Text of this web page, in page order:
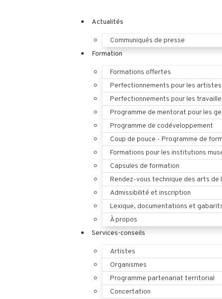
Actualités
Communiqués de presse
Formation
Formations offertes
Perfectionnements pour les artistes
Perfectionnements pour les
Programme de mentorat pour les
Programme de codéveloppement
Coup de pouce - Programme de
Formations pour les institutions
Capsules de formation
Rendez-vous technique des arts
Admissibilité et inscription
Lexique, documentations et
À propos
Services-conseils
Artistes
Organismes
Programme partenariat territorial
Concertation